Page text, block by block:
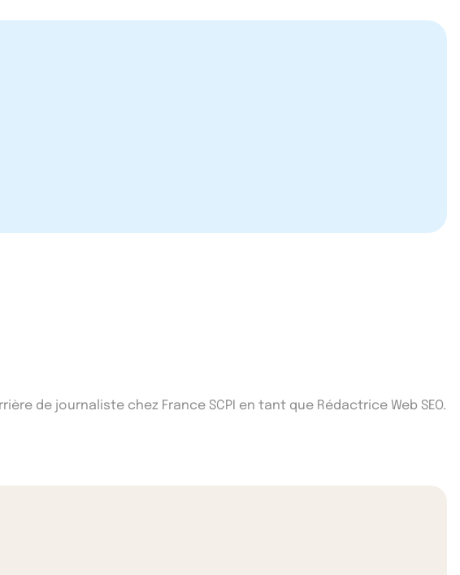
de journaliste chez France SCPI en tant que Rédactrice Web SEO.